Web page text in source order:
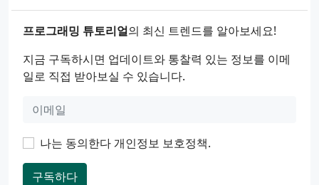
프로그래밍 튜토리얼의 최신 트렌드를 알아보세요!
지금 구독하시면 업데이트와 통찰력 있는 정보를 이메
일로 직접 받아보실 수 있습니다.
나는 동의한다 개인정보 보호정책.
구독하다